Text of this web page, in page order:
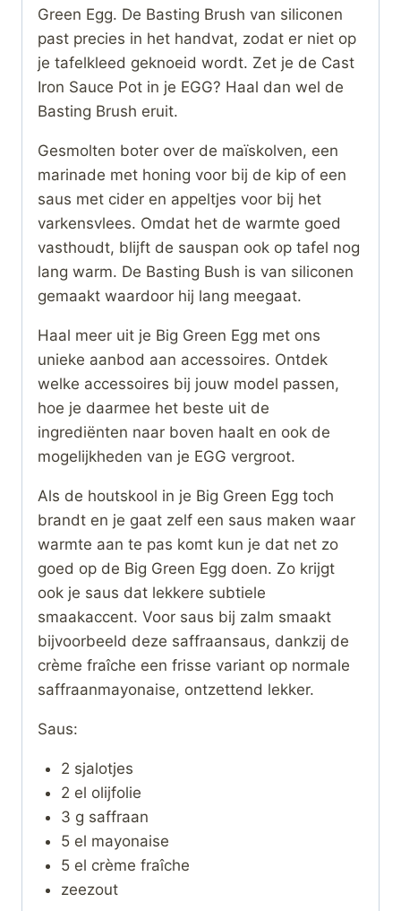
Green Egg. De Basting Brush van siliconen
past precies in het handvat, zodat er niet op
je tafelkleed geknoeid wordt. Zet je de Cast
Iron Sauce Pot in je EGG? Haal dan wel de
Basting Brush eruit.
Gesmolten boter over de maïskolven, een
marinade met honing voor bij de kip of een
saus met cider en appeltjes voor bij het
varkensvlees. Omdat het de warmte goed
vasthoudt, blijft de sauspan ook op tafel nog
lang warm. De Basting Bush is van siliconen
gemaakt waardoor hij lang meegaat.
Haal meer uit je Big Green Egg met ons
unieke aanbod aan accessoires. Ontdek
welke accessoires bij jouw model passen,
hoe je daarmee het beste uit de
ingrediënten naar boven haalt en ook de
mogelijkheden van je EGG vergroot.
Als de houtskool in je Big Green Egg toch
brandt en je gaat zelf een saus maken waar
warmte aan te pas komt kun je dat net zo
goed op de Big Green Egg doen. Zo krijgt
ook je saus dat lekkere subtiele
smaakaccent. Voor saus bij zalm smaakt
bijvoorbeeld deze saffraansaus, dankzij de
crème fraîche een frisse variant op normale
saffraanmayonaise, ontzettend lekker.
Saus:
2 sjalotjes
2 el olijfolie
3 g saffraan
5 el mayonaise
5 el crème fraîche
zeezout